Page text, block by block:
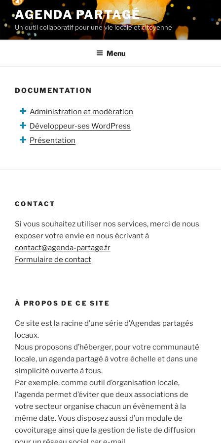
Aller
au
contenu
principal
AGENDA PARTAGÉ
Un outil collaboratif pour une vie locale et citoyenne
Menu
DOCUMENTATION
Administration et modération
Développeur-ses WordPress
Présentation
CONTACT
Si vous souhaitez utiliser nos services, merci de nous
exposer votre envie en nous écrivant à
contact@agenda-partage.fr
Formulaire de contact
À PROPOS DE CE SITE
Ce site est la racine d’une série d’Agendas partagés
locaux.
Nous proposons d’héberger, pour votre communauté
locale, un agenda partagé à votre échelle et dans une
simplicité ouverte à tous.
Par exemple, comme outil d’organisation locale,
l’agenda permet d’éviter que deux associations de
votre secteur organise chacun un évènement à la
même date. Vous disposez aussi d’un module de
covoiturage ainsi que la gestion de liste de diffusion